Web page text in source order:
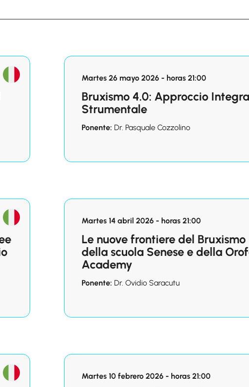
Martes 26 mayo 2026 - horas 21:00
Bruxismo 4.0: Approccio
Strumentale
Ponente: Dr. Pasquale Cozzolino
Martes 14 abril 2026 - horas 21:00
Le nuove frontiere del
della scuola Senese e della
Academy
Ponente: Dr. Ovidio Saracutu
Martes 10 febrero 2026 - horas 21:00